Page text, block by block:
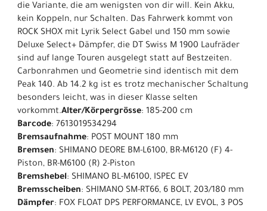
die Variante, die am wenigsten von dir will. Kein Akku,
kein Koppeln, nur Schalten. Das Fahrwerk kommt von
ROCK SHOX mit Lyrik Select Gabel und 150 mm sowie
Deluxe Select+ Dämpfer, die DT Swiss M 1900 Laufräder
sind auf lange Touren ausgelegt statt auf Bestzeiten.
Carbonrahmen und Geometrie sind identisch mit dem
Peak 140. Ab 14.2 kg ist es trotz mechanischer Schaltung
besonders leicht, was in dieser Klasse selten
vorkommt.Alter/Körpergrösse: 185-200 cm
Barcode: 7613019534294
Bremsaufnahme: POST MOUNT 180 mm
Bremsen: SHIMANO DEORE BM-L6100, BR-M6120 (F) 4-
Piston, BR-M6100 (R) 2-Piston
Bremshebel: SHIMANO BL-M6100, ISPEC EV
Bremsscheiben: SHIMANO SM-RT66, 6 BOLT, 203/180 mm
Dämpfer: FOX FLOAT DPS PERFORMANCE, LV EVOL, 3 POS